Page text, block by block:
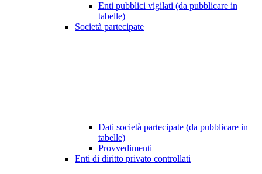
Enti pubblici vigilati (da pubblicare in
tabelle)
Società partecipate
Dati società partecipate (da pubblicare in
tabelle)
Provvedimenti
Enti di diritto privato controllati